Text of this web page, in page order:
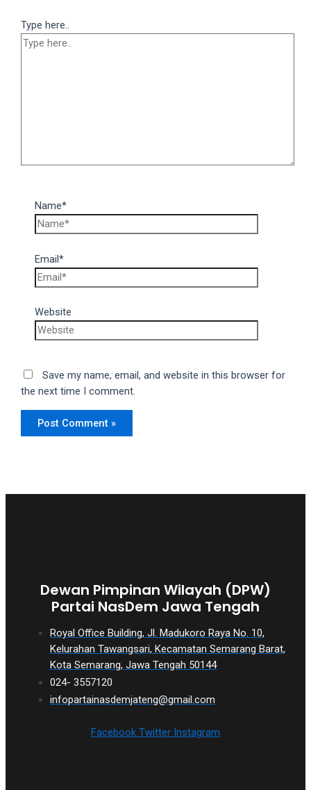
Type here..
Name*
Email*
Website
Save my name, email, and website in this browser for
the next time I comment.
Dewan Pimpinan Wilayah (DPW)
Partai NasDem Jawa Tengah
Royal Office Building, Jl. Madukoro Raya No. 10,
Kelurahan Tawangsari, Kecamatan Semarang Barat,
Kota Semarang, Jawa Tengah 50144
024- 3557120
infopartainasdemjateng@gmail.com
Facebook Twitter Instagram